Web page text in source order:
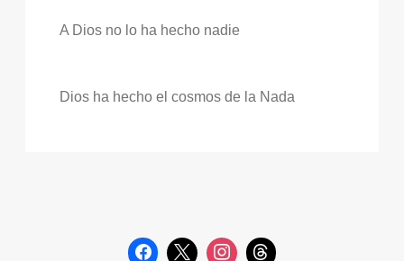
A Dios no lo ha hecho nadie
Dios ha hecho el cosmos de la Nada